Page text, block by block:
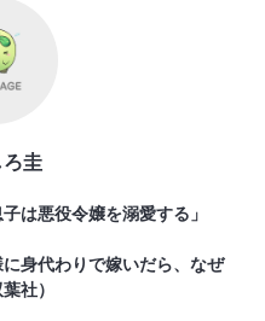
圭
は悪役令嬢を溺愛する」
に身代わりで嫁いだら、なぜ
社）